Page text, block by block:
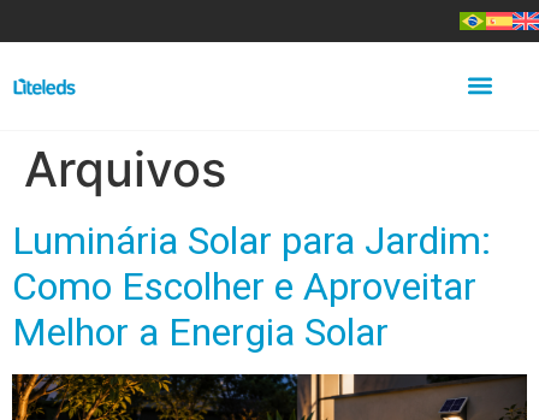
Arquivos
Luminária Solar para Jardim:
Como Escolher e Aproveitar
Melhor a Energia Solar